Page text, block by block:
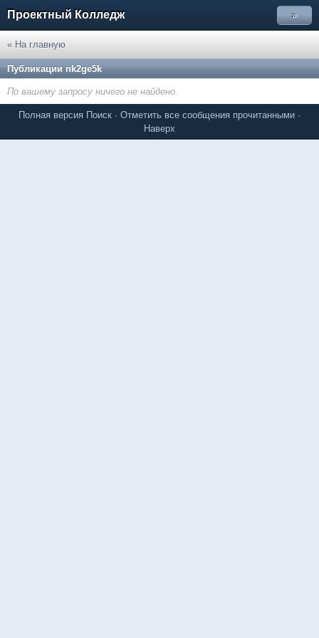
Проектный Колледж »
« На главную
Публикации nk2ge5k
По вашему запросу ничего не найдено.
Полная версия Поиск · Отметить все сообщения прочитанными ·
Наверх